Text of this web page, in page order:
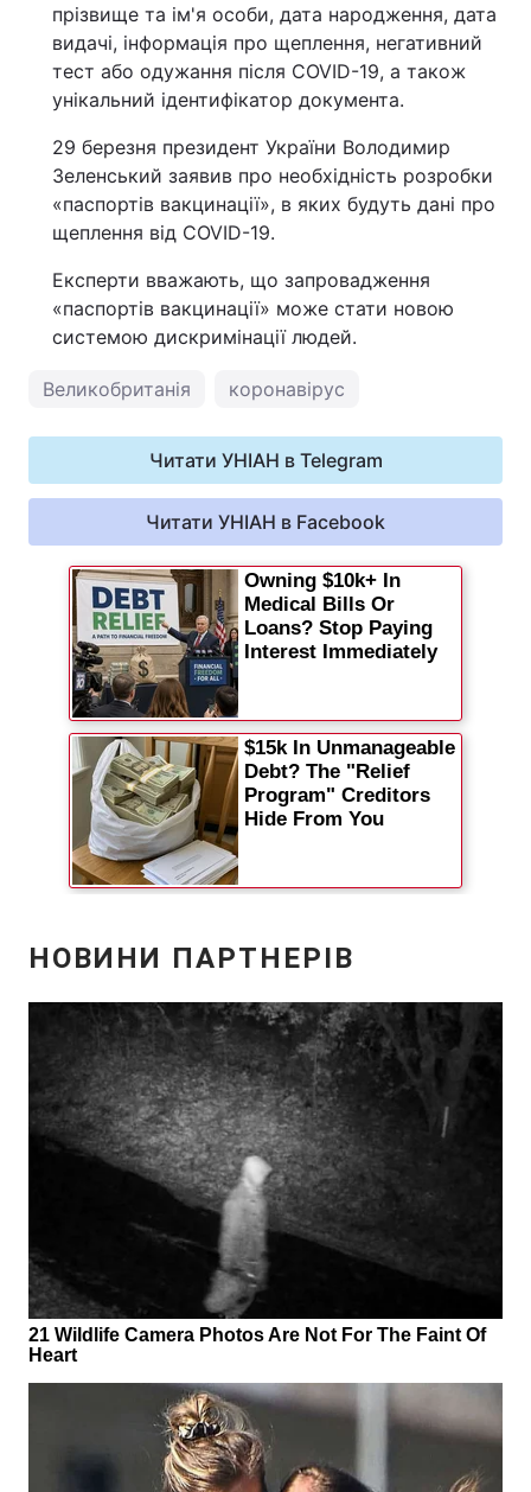
прізвище та ім'я особи, дата народження, дата
видачі, інформація про щеплення, негативний
тест або одужання після COVID-19, а також
унікальний ідентифікатор документа.
29 березня президент України Володимир
Зеленський заявив про необхідність розробки
«паспортів вакцинації», в яких будуть дані про
щеплення від COVID-19.
Експерти вважають, що запровадження
«паспортів вакцинації» може стати новою
системою дискримінації людей.
Великобританія коронавірус
Читати УНІАН в Telegram
Читати УНІАН в Facebook